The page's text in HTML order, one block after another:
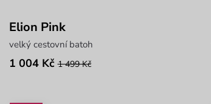
Elion Pink
velký cestovní batoh
1 004 Kč 1 499 Kč